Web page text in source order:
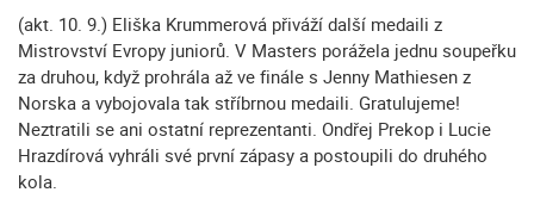
(akt. 10. 9.) Eliška Krummerová přiváží další medaili z
Mistrovství Evropy juniorů. V Masters porážela jednu soupeřku
za druhou, když prohrála až ve finále s Jenny Mathiesen z
Norska a vybojovala tak stříbrnou medaili. Gratulujeme!
Neztratili se ani ostatní reprezentanti. Ondřej Prekop i Lucie
Hrazdírová vyhráli své první zápasy a postoupili do druhého
kola.